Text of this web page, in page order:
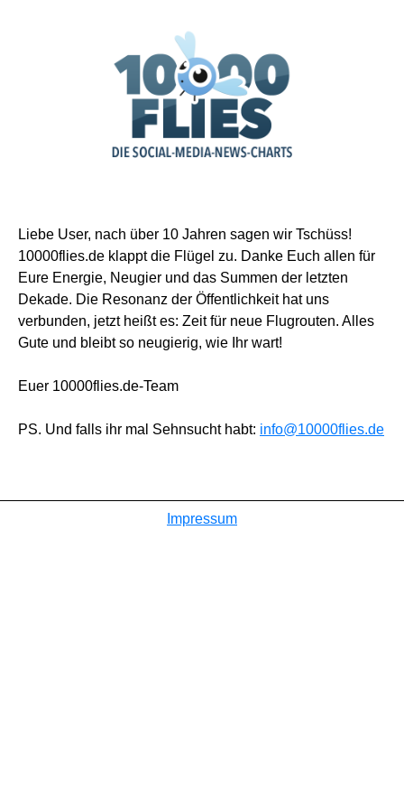
Liebe User, nach über 10 Jahren sagen wir Tschüss!
10000flies.de klappt die Flügel zu. Danke Euch allen für
Eure Energie, Neugier und das Summen der letzten
Dekade. Die Resonanz der Öffentlichkeit hat uns
verbunden, jetzt heißt es: Zeit für neue Flugrouten. Alles
Gute und bleibt so neugierig, wie Ihr wart!
Euer 10000flies.de-Team
PS. Und falls ihr mal Sehnsucht habt: info@10000flies.de
Impressum